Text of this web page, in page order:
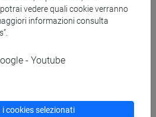
vedere quali cookie verranno
informazioni consulta
- Youtube
cookies selezionati